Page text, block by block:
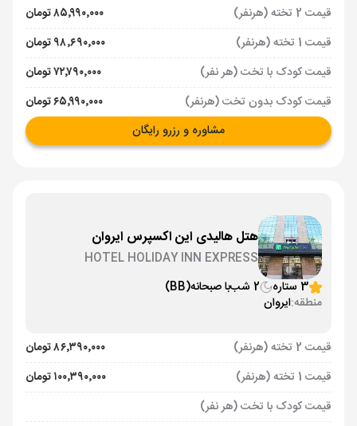
قیمت 2 تخته (هرنفر)
۸۵٬۹۹۰٬۰۰۰ تومان
قیمت 1 تخته (هرنفر)
۹۸٬۶۹۰٬۰۰۰ تومان
قیمت کودک با تخت (هر نفر)
۷۲٬۷۹۰٬۰۰۰ تومان
قیمت کودک بدون تخت (هرنفر)
۶۵٬۹۹۰٬۰۰۰ تومان
مشاوره و رزرو رایگان
هتل هالیدی این اکسپرس ایروان
HOTEL HOLIDAY INN EXPRESS
3 ستاره
2 شب با صبحانه(BB)
منطقه:ایروان
قیمت 2 تخته (هرنفر)
۸۶٬۳۹۰٬۰۰۰ تومان
قیمت 1 تخته (هرنفر)
۱۰۰٬۳۹۰٬۰۰۰ تومان
قیمت کودک با تخت (هر نفر)